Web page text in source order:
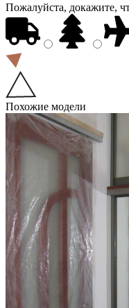
Пожалуйста, докажите,
Похожие модели